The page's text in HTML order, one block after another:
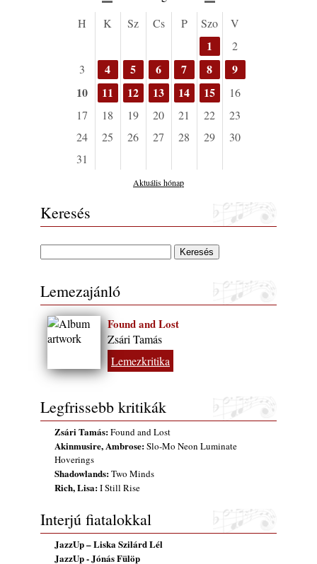
H K Sz Cs P Szo V
1
2
3
4 5 6 7 8
9
10
11 12 13 14 15
16
17
18 19 20 21 22
23
24
25 26 27 28 29
30
31
Aktuális hónap
Keresés
Lemezajánló
Found and Lost
Zsári Tamás
Lemezkritika
Legfrissebb kritikák
Zsári Tamás:Found and Lost
Akinmusire, Ambrose:Slo-Mo Neon Luminate
Hoverings
Shadowlands:Two Minds
Rich, Lisa:I Still Rise
Interjú fiatalokkal
JazzUp – Liska Szilárd Lél
JazzUp - Jónás Fülöp